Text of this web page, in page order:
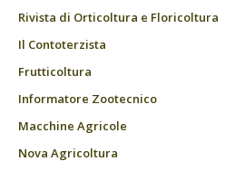
Rivista di Orticoltura e Floricoltura
Il Contoterzista
Frutticoltura
Informatore Zootecnico
Macchine Agricole
Nova Agricoltura